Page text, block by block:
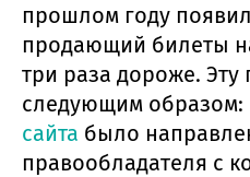
прошлом году
продающий билеты
три раза дороже.
следующим образом:
сайта было
правообладателя с